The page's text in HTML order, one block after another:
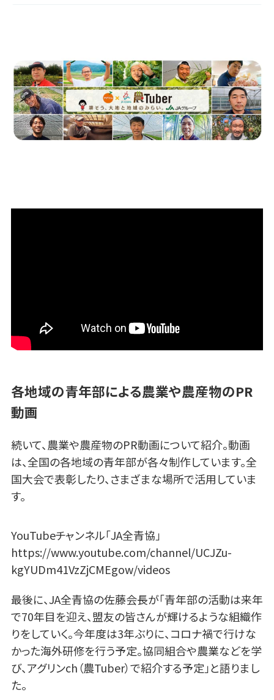
各地域の青年部による農業や農産物のPR
動画
続いて、農業や農産物のPR動画について紹介。動画
は、全国の各地域の青年部が各々制作しています。全
国大会で表彰したり、さまざまな場所で活用していま
す。
YouTubeチャンネル「JA全青協」
https://www.youtube.com/channel/UCJZu-
kgYUDm41VzZjCMEgow/videos
最後に、JA全青協の佐藤会長が「青年部の活動は来年
で70年目を迎え、盟友の皆さんが輝けるような組織作
りをしていく。今年度は3年ぶりに、コロナ禍で行けな
かった海外研修を行う予定。協同組合や農業などを学
び、アグリンch（農Tuber）で紹介する予定」と語りまし
た。